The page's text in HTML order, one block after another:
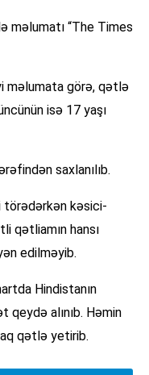
məlumatı “The Times
məlumata görə, qətlə
isə 17 yaşı
saxlanılıb.
törədərkən kəsici-
qətliamın hansı
edilməyib.
Hindistanın
qeydə alınıb. Həmin
qətlə yetirib.